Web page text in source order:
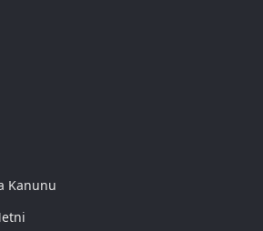
Kanunu